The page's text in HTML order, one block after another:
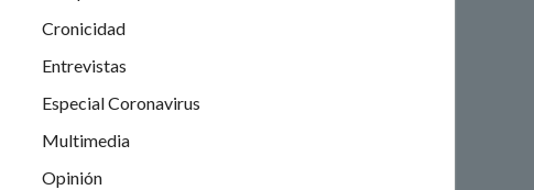
Cronicidad
Entrevistas
Especial Coronavirus
Multimedia
Opinión